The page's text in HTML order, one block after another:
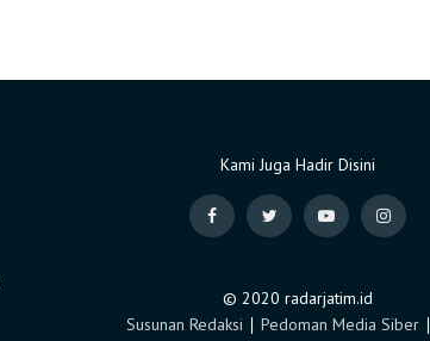
Kami Juga Hadir Disini
© 2020 radarjatim.id
Susunan Redaksi ∣ Pedoman Media Siber∣